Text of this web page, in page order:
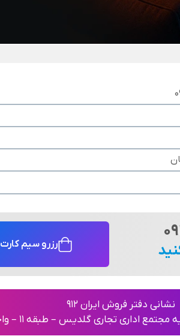
رزرو سیم کارت
نشانی دفتر فروش ایران 912
اداری تجاری گلدیس – طبقه 11 – واحد 10